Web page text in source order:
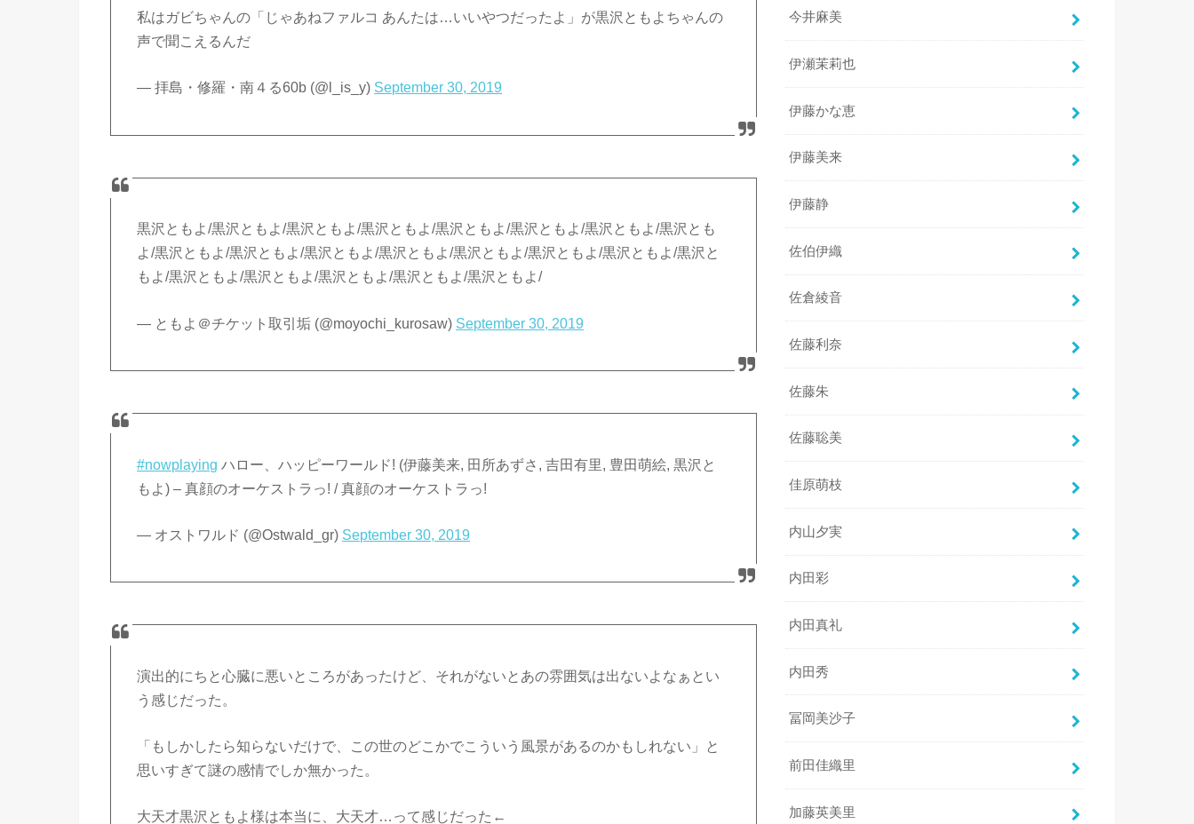
私はガビちゃんの「じゃあねファルコ あんたは…いいやつだったよ」が黒沢ともよちゃんの
声で聞こえるんだ
— 拝島・修羅・南４る60b (@l_is_y) September 30, 2019
黒沢ともよ/黒沢ともよ/黒沢ともよ/黒沢ともよ/黒沢ともよ/黒沢ともよ/黒沢ともよ/黒沢とも
よ/黒沢ともよ/黒沢ともよ/黒沢ともよ/黒沢ともよ/黒沢ともよ/黒沢ともよ/黒沢ともよ/黒沢と
もよ/黒沢ともよ/黒沢ともよ/黒沢ともよ/黒沢ともよ/黒沢ともよ/
— ともよ＠チケット取引垢 (@moyochi_kurosaw) September 30, 2019
#nowplaying ハロー、ハッピーワールド! (伊藤美来, 田所あずさ, 吉田有里, 豊田萌絵, 黒沢と
もよ) – 真顔のオーケストラっ! / 真顔のオーケストラっ!
— オストワルド (@Ostwald_gr) September 30, 2019
演出的にちと心臓に悪いところがあったけど、それがないとあの雰囲気は出ないよなぁとい
う感じだった。
「もしかしたら知らないだけで、この世のどこかでこういう風景があるのかもしれない」と
思いすぎて謎の感情でしか無かった。
大天才黒沢ともよ様は本当に、大天才…って感じだった←
今井麻美
伊瀬茉莉也
伊藤かな恵
伊藤美来
伊藤静
佐伯伊織
佐倉綾音
佐藤利奈
佐藤朱
佐藤聡美
佳原萌枝
内山夕実
内田彩
内田真礼
内田秀
冨岡美沙子
前田佳織里
加藤英美里